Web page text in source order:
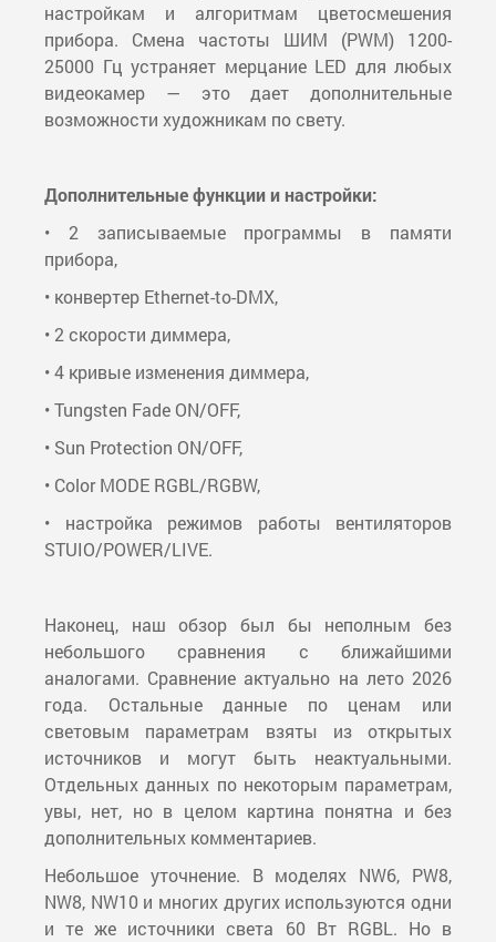
настройкам и алгоритмам цветосмешения
прибора. Смена частоты ШИМ (PWM) 1200-
25000 Гц устраняет мерцание LED для любых
видеокамер — это дает дополнительные
возможности художникам по свету.
Дополнительные функции и настройки:
• 2 записываемые программы в памяти
прибора,
• конвертер Ethernet-to-DMX,
• 2 скорости диммера,
• 4 кривые изменения диммера,
• Tungsten Fade ON/OFF,
• Sun Protection ON/OFF,
• Color MODE RGBL/RGBW,
• настройка режимов работы вентиляторов
STUIO/POWER/LIVE.
Наконец, наш обзор был бы неполным без
небольшого сравнения с ближайшими
аналогами. Сравнение актуально на лето 2026
года. Остальные данные по ценам или
световым параметрам взяты из открытых
источников и могут быть неактуальными.
Отдельных данных по некоторым параметрам,
увы, нет, но в целом картина понятна и без
дополнительных комментариев.
Небольшое уточнение. В моделях NW6, PW8,
NW8, NW10 и многих других используются одни
и те же источники света 60 Вт RGBL. Но в